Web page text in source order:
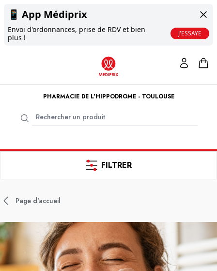
📱 App Médiprix
Envoi d'ordonnances, prise de RDV et bien
plus !
J'ESSAYE
PHARMACIE DE L'HIPPODROME - TOULOUSE
FILTRER
Page d'accueil